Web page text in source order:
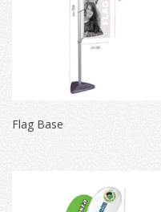
Flag Base